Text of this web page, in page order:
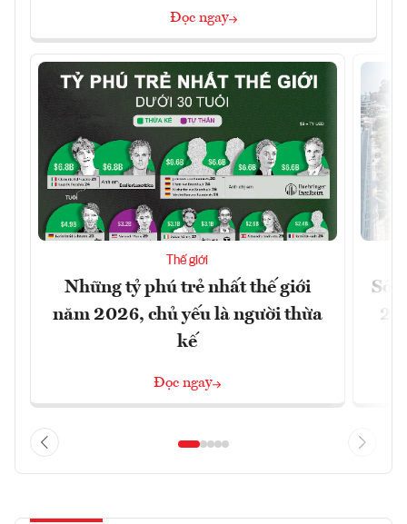
Đọc ngay
Thế giới
Những tỷ phú trẻ nhất thế giới
năm 2026, chủ yếu là người thừa
kế
Đọc ngay
Số